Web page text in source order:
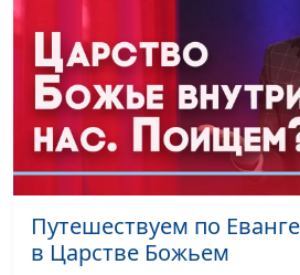
Пророчества Библии
о приходе Мессии
Олег
доктор
обетованной земле
Олег
Путешествуем по
в Царстве Божьем